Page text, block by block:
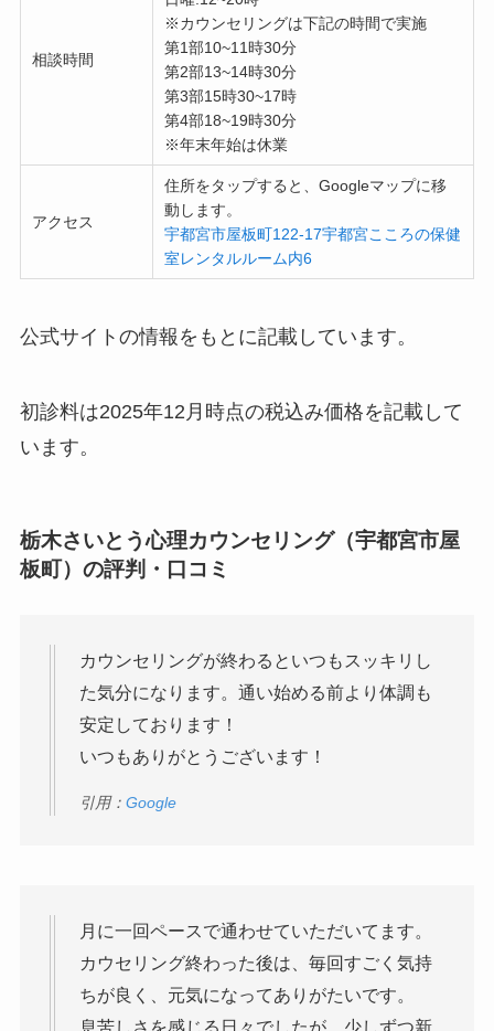
相談時間
※カウンセリングは下記の時間で実施
第1部10~11時30分
第2部13~14時30分
第3部15時30~17時
第4部18~19時30分
※年末年始は休業
アクセス
住所をタップすると、Googleマップに移
動します。
宇都宮市屋板町122-17宇都宮こころの保健
室レンタルルーム内6
公式サイトの情報をもとに記載しています。
初診料は2025年12月時点の税込み価格を記載して
います。
栃木さいとう心理カウンセリング（宇都宮市屋
板町）の評判・口コミ
カウンセリングが終わるといつもスッキリし
た気分になります。通い始める前より体調も
安定しております！
いつもありがとうございます！
引用： Google
月に一回ペースで通わせていただいてます。
カウセリング終わった後は、毎回すごく気持
ちが良く、元気になってありがたいです。
息苦しさを感じる日々でしたが、少しずつ新